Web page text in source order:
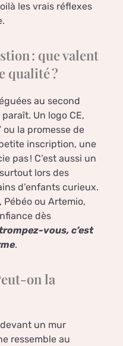
les vrais réflexes
: que valent
qualité ?
au second
Un logo CE,
la promesse de
inscription, une
pas ! C’est aussi un
lors des
d’enfants curieux.
Pébéo ou Artemio,
dès
vous, c’est
.
on la
devant un mur
ressemble au